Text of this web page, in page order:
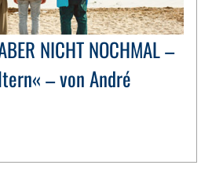
NICHT NOCHMAL –
– von André